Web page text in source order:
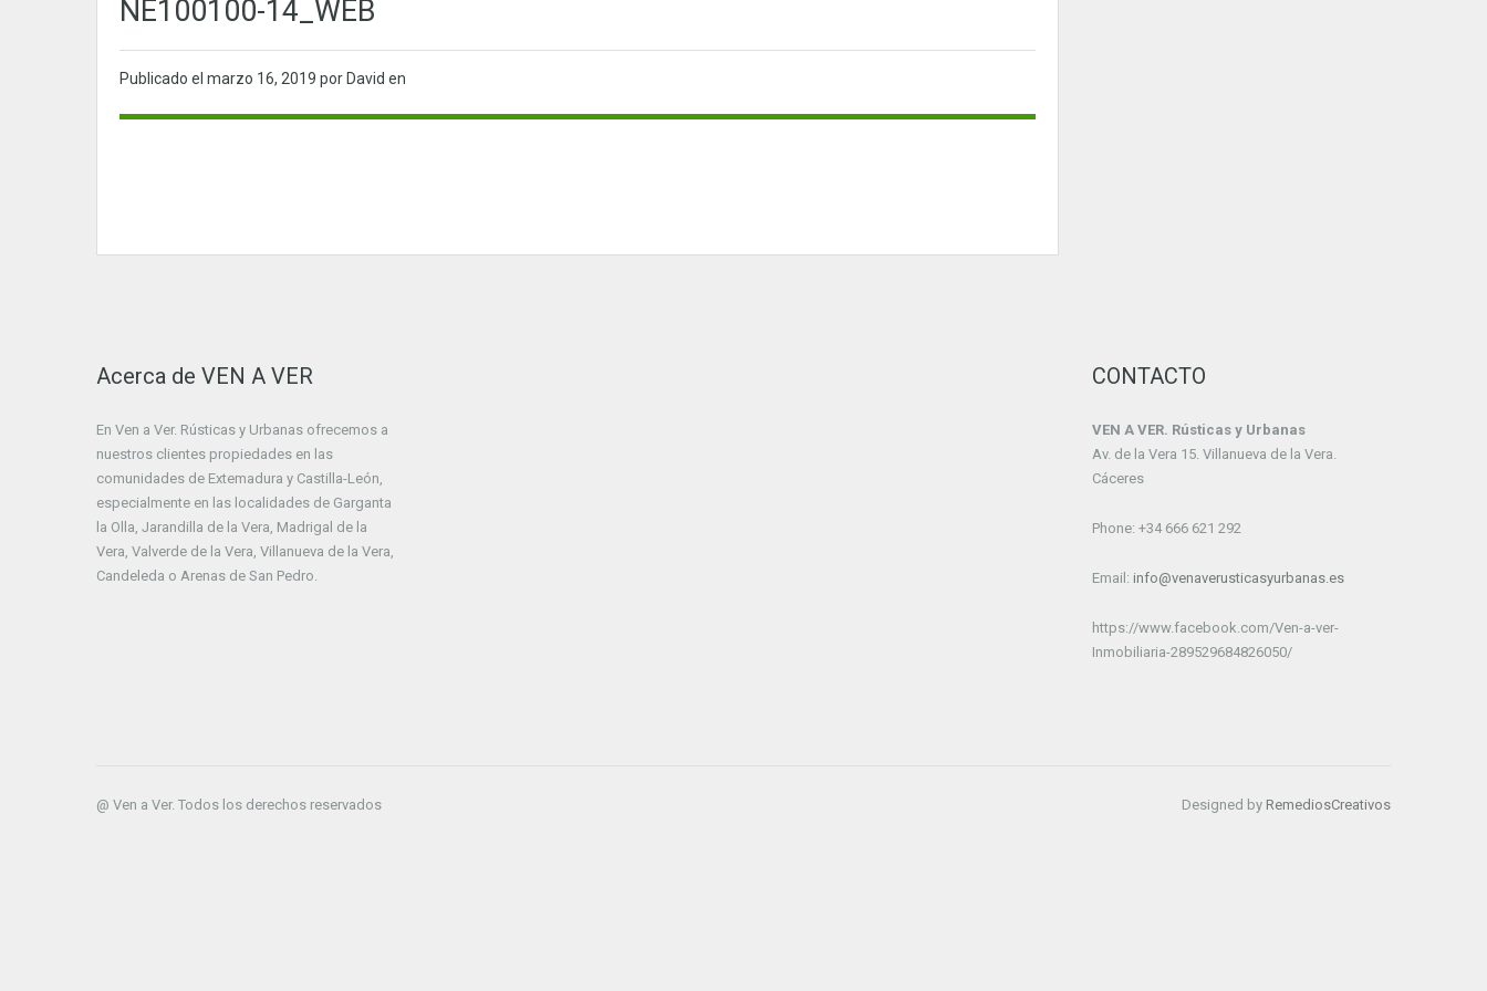
NE100100-14_WEB
Publicado el marzo 16, 2019 por David en
Acerca de VEN A VER
En Ven a Ver. Rústicas y Urbanas ofrecemos a
nuestros clientes propiedades en las
comunidades de Extemadura y Castilla-León,
especialmente en las localidades de Garganta
la Olla, Jarandilla de la Vera, Madrigal de la
Vera, Valverde de la Vera, Villanueva de la Vera,
Candeleda o Arenas de San Pedro.
CONTACTO
VEN A VER. Rústicas y Urbanas
Av. de la Vera 15. Villanueva de la Vera.
Cáceres
Phone: +34 666 621 292
Email: info@venaverusticasyurbanas.es
https://www.facebook.com/Ven-a-ver-
Inmobiliaria-289529684826050/
@ Ven a Ver. Todos los derechos reservados Designed by RemediosCreativos